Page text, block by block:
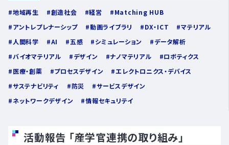
JOIN US
イノベーションに参加する
地域再生 創造社会 経営
Matching HUB
アントレプレナーシップ
動画ライブラリ DX・ICT
マテリアル
人間科学
AI 五感 シミュレーション
データ解析
バイオマテリアル
デザイン ナノマテリアル
ロボティクス
医療・創薬
プロセスデザイン
エレクトロニクス・デバイス
サステナビリティ
防災
サービスデザイン
ネットワークデザイン
情報セキュリテイ
活動報告 「産学官連携の取り組み」